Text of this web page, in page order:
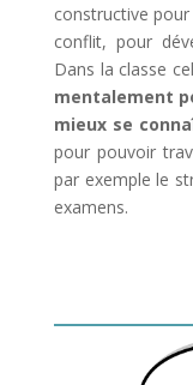
constructive
conflit, pour
Dans la classe
mentalement
mieux se
pour pouvoir
par exemple le
examens.